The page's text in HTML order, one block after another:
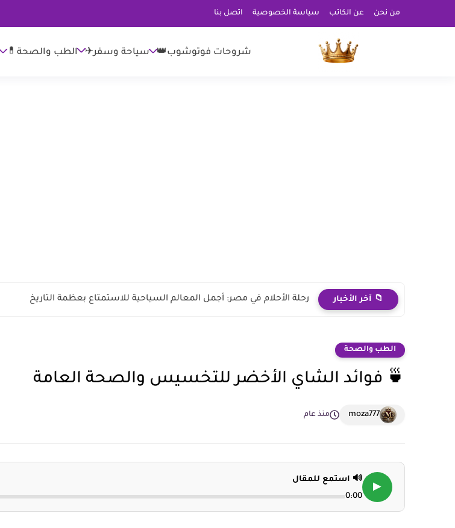
من نحن عن الكاتب سياسة الخصوصية اتصل بنا
شروحات فوتوشوب👑 سياحة وسفر✈ الطب والصحة💊
📁 آخر الأخبار رحلة الأحلام في مصر: أجمل المعالم السياحية للاستمتاع بعظمة التاريخ
الطب والصحة
🍵 فوائد الشاي الأخضر للتخسيس والصحة العامة
moza777 منذ عام
▶
🔊 استمع للمقال
0:00